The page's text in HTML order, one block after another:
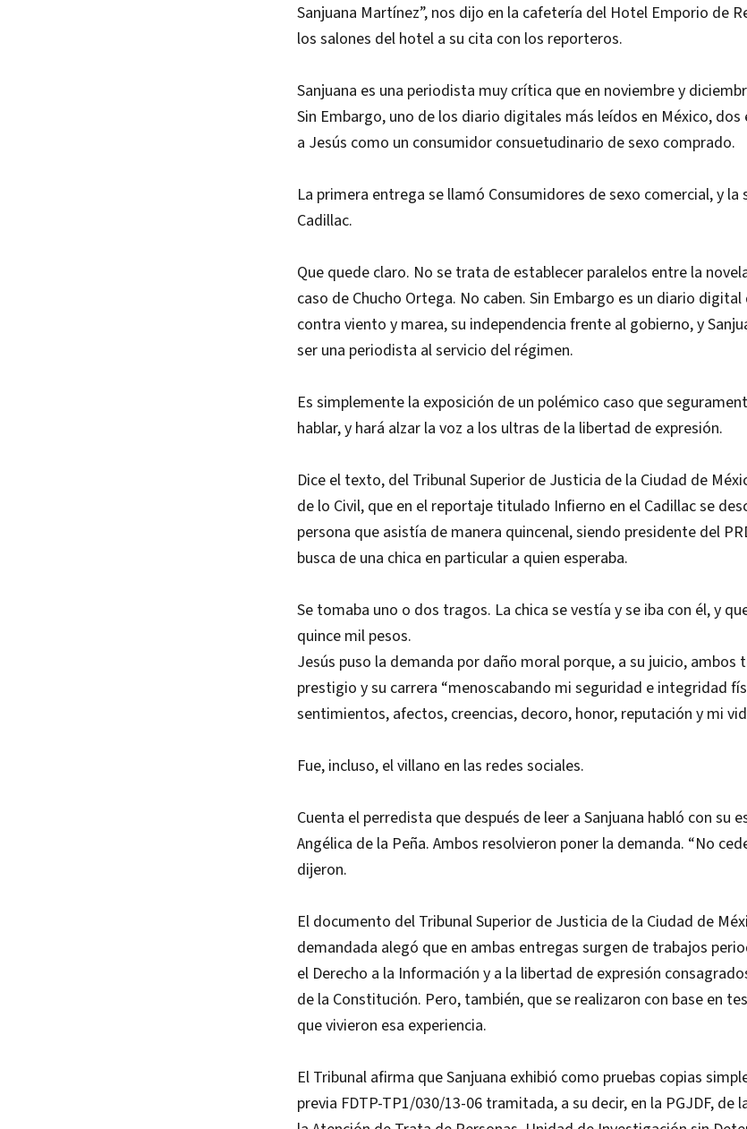
Sanjuana Martínez”, nos dijo en la cafetería del Hotel Emporio de
los salones del hotel a su cita con los reporteros.
Sanjuana es una periodista muy crítica que en noviembre y
Sin Embargo, uno de los diario digitales más leídos en México, dos
a Jesús como un consumidor consuetudinario de sexo comprado.
La primera entrega se llamó Consumidores de sexo comercial, y la
Cadillac.
Que quede claro. No se trata de establecer paralelos entre la
caso de Chucho Ortega. No caben. Sin Embargo es un diario
contra viento y marea, su independencia frente al gobierno, y
ser una periodista al servicio del régimen.
Es simplemente la exposición de un polémico caso que
hablar, y hará alzar la voz a los ultras de la libertad de expresión.
Dice el texto, del Tribunal Superior de Justicia de la Ciudad de
de lo Civil, que en el reportaje titulado Infierno en el Cadillac se
persona que asistía de manera quincenal, siendo presidente del
busca de una chica en particular a quien esperaba.
Se tomaba uno o dos tragos. La chica se vestía y se iba con él, y
quince mil pesos.
Jesús puso la demanda por daño moral porque, a su juicio, ambos
prestigio y su carrera “menoscabando mi seguridad e integridad
sentimientos, afectos, creencias, decoro, honor, reputación y mi
Fue, incluso, el villano en las redes sociales.
Cuenta el perredista que después de leer a Sanjuana habló con su
Angélica de la Peña. Ambos resolvieron poner la demanda. “No
dijeron.
El documento del Tribunal Superior de Justicia de la Ciudad de
demandada alegó que en ambas entregas surgen de trabajos
el Derecho a la Información y a la libertad de expresión
de la Constitución. Pero, también, que se realizaron con base en
que vivieron esa experiencia.
El Tribunal afirma que Sanjuana exhibió como pruebas copias
previa FDTP-TP1/030/13-06 tramitada, a su decir, en la PGJDF, de